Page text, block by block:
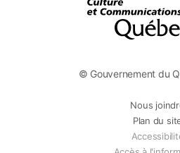
© Gouvernement du
Nous
Plan du